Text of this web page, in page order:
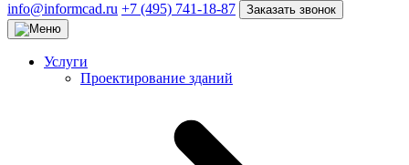
info@informcad.ru +7 (495) 741-18-87 Заказать звонок
Услуги
Проектирование зданий